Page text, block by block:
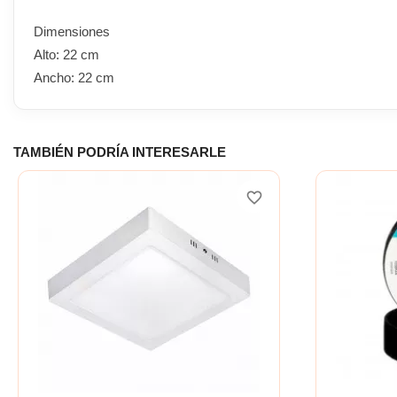
Dimensiones
Alto: 22 cm
Ancho: 22 cm
TAMBIÉN PODRÍA INTERESARLE
favorite_border